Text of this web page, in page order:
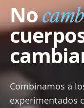
No
Combinamos a
experimentados